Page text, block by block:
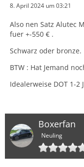
8. April 2024 um 03:21
Also nen Satz Alutec
fuer +-550 € .
Schwarz oder bronze.
BTW : Hat Jemand
Idealerweise DOT 1-
Boxerfan
Neuling